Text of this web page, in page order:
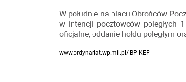
W południe na placu Obrońców
w intencji pocztowców poległych
oficjalne, oddanie hołdu poległym
www.ordynariat.wp.mil.pl/ BP KEP